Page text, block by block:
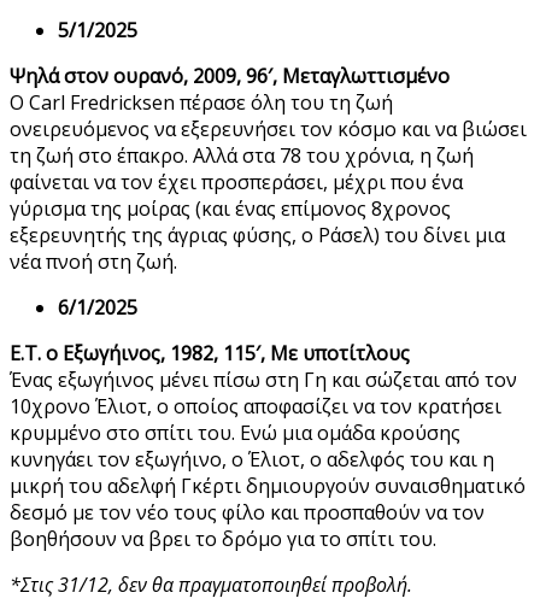
5/1/2025
Ψηλά στον ουρανό, 2009, 96′, Μεταγλωττισμένο
Ο Carl Fredricksen πέρασε όλη του τη ζωή
ονειρευόμενος να εξερευνήσει τον κόσμο και να βιώσει
τη ζωή στο έπακρο. Αλλά στα 78 του χρόνια, η ζωή
φαίνεται να τον έχει προσπεράσει, μέχρι που ένα
γύρισμα της μοίρας (και ένας επίμονος 8χρονος
εξερευνητής της άγριας φύσης, ο Ράσελ) του δίνει μια
νέα πνοή στη ζωή.
6/1/2025
Ε.Τ. ο Εξωγήινος, 1982, 115′, Με υποτίτλους
Ένας εξωγήινος μένει πίσω στη Γη και σώζεται από τον
10χρονο Έλιοτ, ο οποίος αποφασίζει να τον κρατήσει
κρυμμένο στο σπίτι του. Ενώ μια ομάδα κρούσης
κυνηγάει τον εξωγήινο, ο Έλιοτ, ο αδελφός του και η
μικρή του αδελφή Γκέρτι δημιουργούν συναισθηματικό
δεσμό με τον νέο τους φίλο και προσπαθούν να τον
βοηθήσουν να βρει το δρόμο για το σπίτι του.
*Στις 31/12, δεν θα πραγματοποιηθεί προβολή.